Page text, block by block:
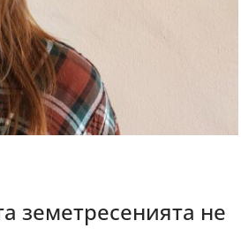
земетресенията не